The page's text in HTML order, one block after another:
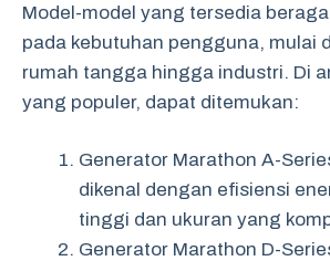
Model-model yang tersedia
pada kebutuhan pengguna, mulai
rumah tangga hingga industri. Di
yang populer, dapat ditemukan:
Generator Marathon A-
dikenal dengan efisiensi
tinggi dan ukuran yang
Generator Marathon D-